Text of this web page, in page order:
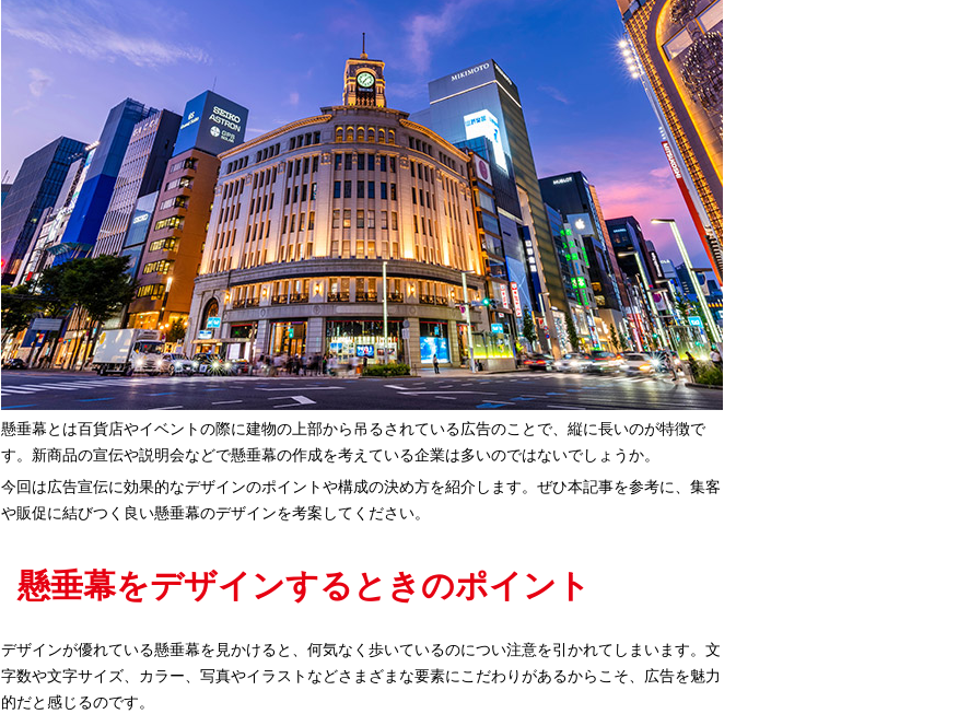
懸垂幕とは百貨店やイベントの際に建物の上部から吊るされている広告のことで、縦に長いのが特徴で
す。新商品の宣伝や説明会などで懸垂幕の作成を考えている企業は多いのではないでしょうか。
今回は広告宣伝に効果的なデザインのポイントや構成の決め方を紹介します。ぜひ本記事を参考に、集客
や販促に結びつく良い懸垂幕のデザインを考案してください。
懸垂幕をデザインするときのポイント
デザインが優れている懸垂幕を見かけると、何気なく歩いているのについ注意を引かれてしまいます。文
字数や文字サイズ、カラー、写真やイラストなどさまざまな要素にこだわりがあるからこそ、広告を魅力
的だと感じるのです。